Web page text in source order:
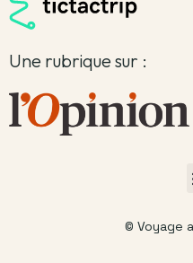
Une rubrique sur :
© Voyage